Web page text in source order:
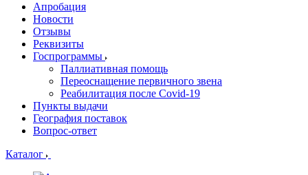
Апробация
Новости
Отзывы
Реквизиты
Госпрограммы
Паллиативная помощь
Переоснащение первичного звена
Реабилитация после Covid-19
Пункты выдачи
География поставок
Вопрос-ответ
Каталог